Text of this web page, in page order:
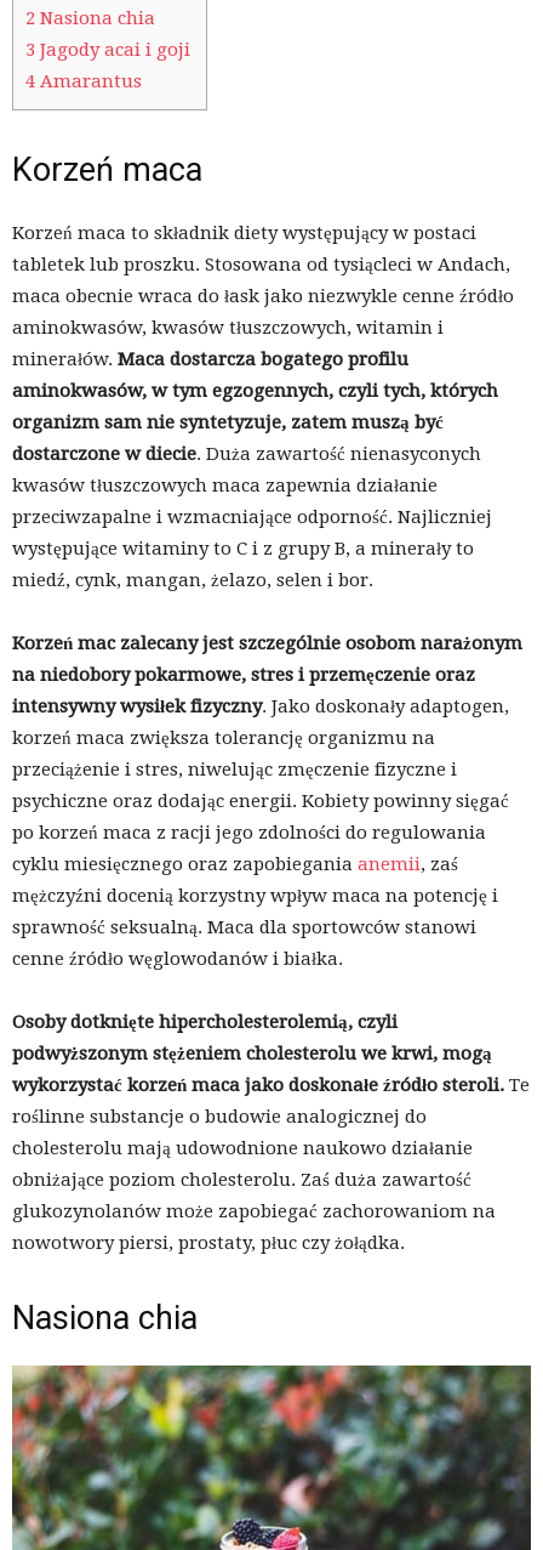
2 Nasiona chia
3 Jagody acai i goji
4 Amarantus
Korzeń maca
Korzeń maca to składnik diety występujący w postaci
tabletek lub proszku. Stosowana od tysiącleci w Andach,
maca obecnie wraca do łask jako niezwykle cenne źródło
aminokwasów, kwasów tłuszczowych, witamin i
minerałów. Maca dostarcza bogatego profilu
aminokwasów, w tym egzogennych, czyli tych, których
organizm sam nie syntetyzuje, zatem muszą być
dostarczone w diecie. Duża zawartość nienasyconych
kwasów tłuszczowych maca zapewnia działanie
przeciwzapalne i wzmacniające odporność. Najliczniej
występujące witaminy to C i z grupy B, a minerały to
miedź, cynk, mangan, żelazo, selen i bor.
Korzeń mac zalecany jest szczególnie osobom narażonym
na niedobory pokarmowe, stres i przemęczenie oraz
intensywny wysiłek fizyczny. Jako doskonały adaptogen,
korzeń maca zwiększa tolerancję organizmu na
przeciążenie i stres, niwelując zmęczenie fizyczne i
psychiczne oraz dodając energii. Kobiety powinny sięgać
po korzeń maca z racji jego zdolności do regulowania
cyklu miesięcznego oraz zapobiegania anemii, zaś
mężczyźni docenią korzystny wpływ maca na potencję i
sprawność seksualną. Maca dla sportowców stanowi
cenne źródło węglowodanów i białka.
Osoby dotknięte hipercholesterolemią, czyli
podwyższonym stężeniem cholesterolu we krwi, mogą
wykorzystać korzeń maca jako doskonałe źródło steroli. Te
roślinne substancje o budowie analogicznej do
cholesterolu mają udowodnione naukowo działanie
obniżające poziom cholesterolu. Zaś duża zawartość
glukozynolanów może zapobiegać zachorowaniom na
nowotwory piersi, prostaty, płuc czy żołądka.
Nasiona chia